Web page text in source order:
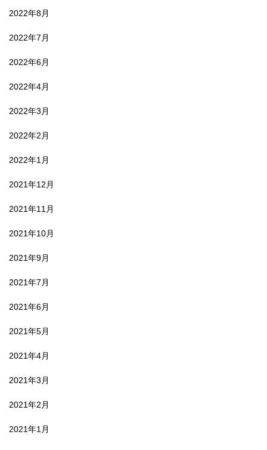
2022年8月
2022年7月
2022年6月
2022年4月
2022年3月
2022年2月
2022年1月
2021年12月
2021年11月
2021年10月
2021年9月
2021年7月
2021年6月
2021年5月
2021年4月
2021年3月
2021年2月
2021年1月